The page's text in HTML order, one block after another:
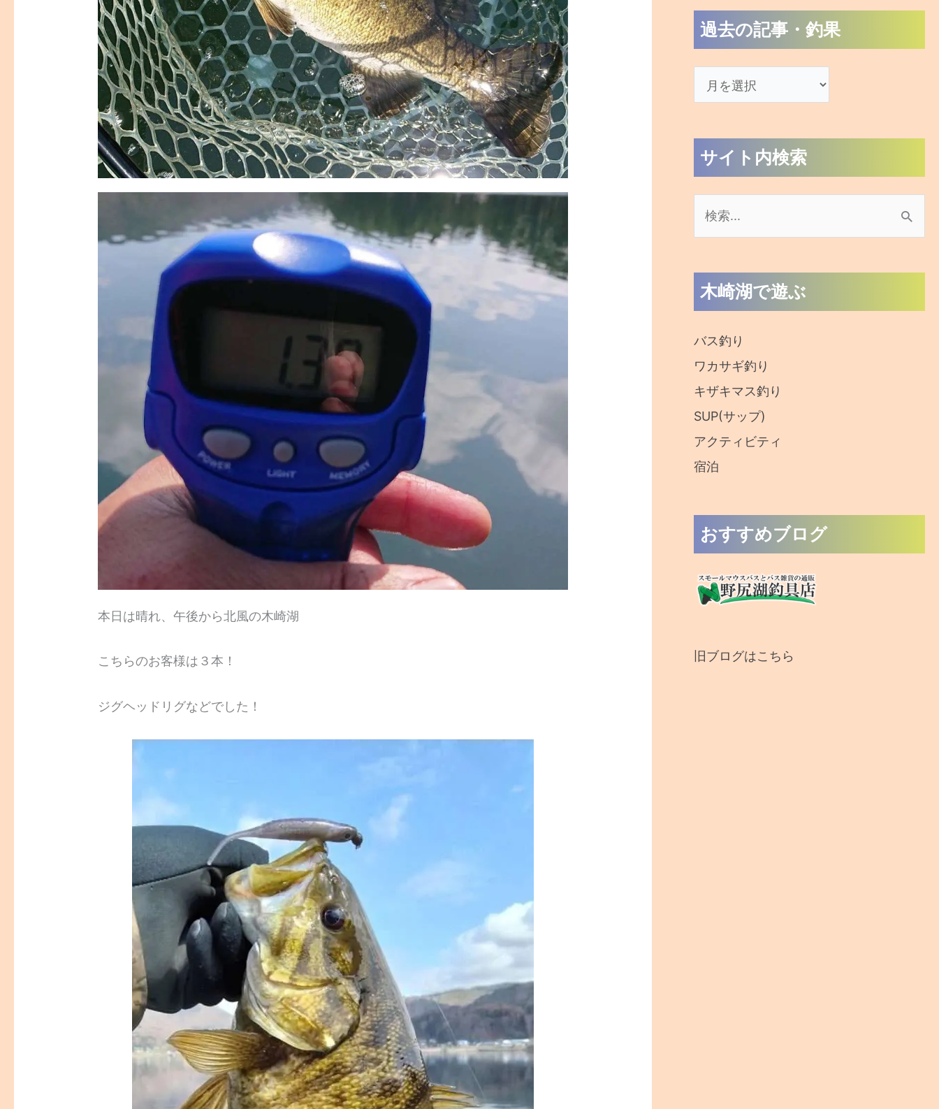
本日は晴れ、午後から北風の木崎湖
こちらのお客様は３本！
ジグヘッドリグなどでした！
過去の記事・釣果
サイト内検索
検
対
象
木崎湖で遊ぶ
バス釣り
ワカサギ釣り
キザキマス釣り
SUP(サップ)
アクティビティ
宿泊
おすすめブログ
旧ブログはこちら